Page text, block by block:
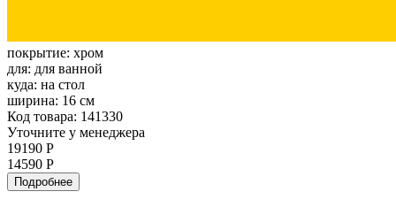
покрытие: хром
для: для ванной
куда: на стол
ширина: 16 см
Код товара: 141330
Уточните у менеджера
19190 Р
14590 Р
Подробнее